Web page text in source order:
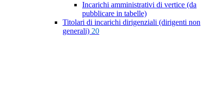
Incarichi amministrativi di vertice (da
pubblicare in tabelle)
Titolari di incarichi dirigenziali (dirigenti non
generali) 20